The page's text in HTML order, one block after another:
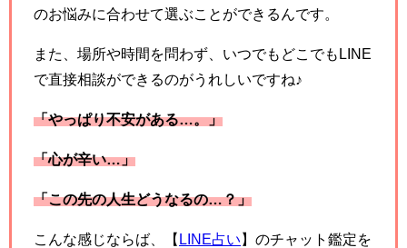
のお悩みに合わせて選ぶことができるんです。
また、場所や時間を問わず、いつでもどこでもLINE
で直接相談ができるのがうれしいですね♪
「やっぱり不安がある…。」
「心が辛い…」
「この先の人生どうなるの…？」
こんな感じならば、【 LINE占い 】のチャット鑑定を